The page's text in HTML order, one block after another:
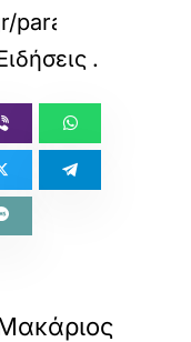
parapolitika/
.